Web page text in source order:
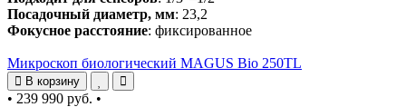
Посадочный диаметр, мм: 23,2
Фокусное расстояние: фиксированное
Микроскоп биологический MAGUS Bio 250TL
В корзину
• 239 990 руб. •